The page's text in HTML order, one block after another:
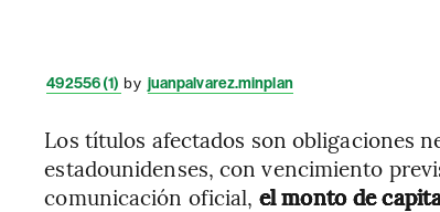
492556 (1) by juanpalvarez.minplan
Los títulos afectados son obligaciones
estadounidenses, con vencimiento
comunicación oficial, el monto de